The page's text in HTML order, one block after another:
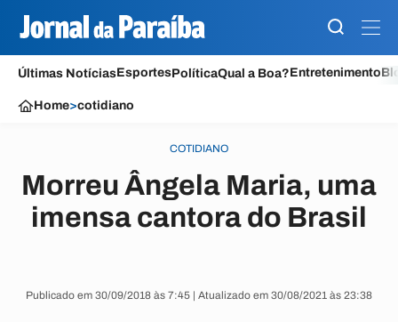
Últimas NotíciasEsportesPolíticaQual a Boa?Entretenimento
Home>cotidiano
COTIDIANO
Morreu Ângela Maria, uma
imensa cantora do Brasil
Publicado em 30/09/2018 às 7:45 | Atualizado em 30/08/2021 às 23:38